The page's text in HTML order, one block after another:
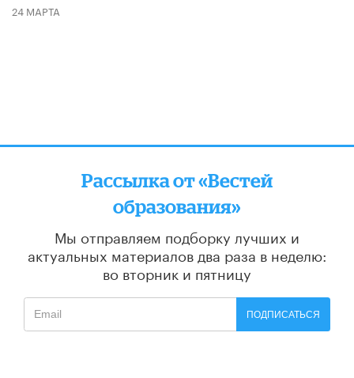
24 МАРТА
Рассылка от «Вестей
образования»
Мы отправляем подборку лучших и
актуальных материалов два раза в неделю:
во вторник и пятницу
ПОДПИСАТЬСЯ